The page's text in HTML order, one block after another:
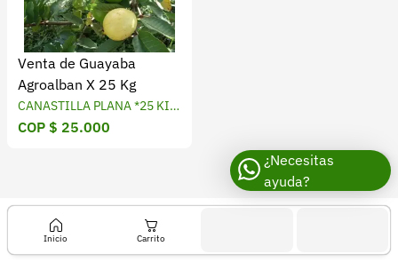
Venta de Guayaba
Agroalban X 25 Kg
CANASTILLA PLANA *25 KIL
OS
COP $ 25.000
contacto@croper.com
© 2026 Croper.com Todos los derechos reservados
Síguenos
Inicio Carrito
¿Necesitas
ayuda?